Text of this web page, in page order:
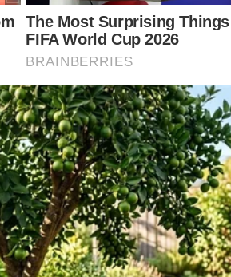
os pés evita irritações após a imersão. -
real ou o principal
a água morna tem o papel central.
melhora o conforto térmico e